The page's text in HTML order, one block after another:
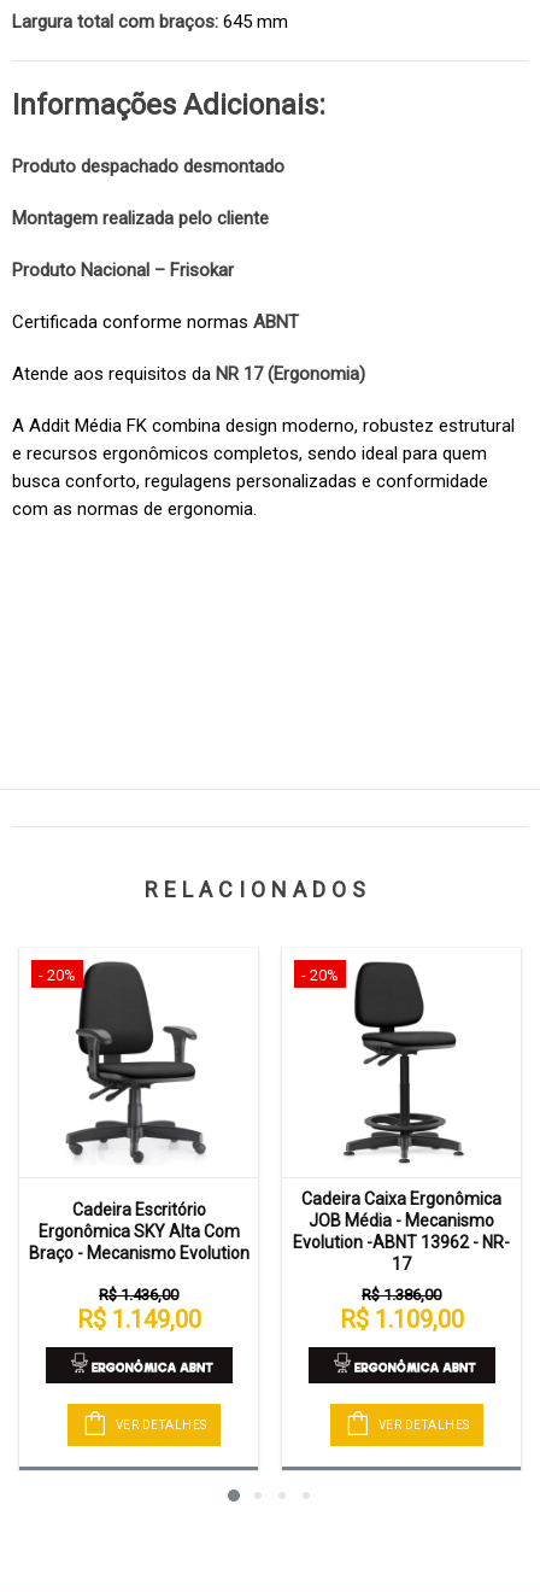
Largura total com braços: 645 mm
Informações Adicionais:
Produto despachado desmontado
Montagem realizada pelo cliente
Produto Nacional – Frisokar
Certificada conforme normas ABNT
Atende aos requisitos da NR 17 (Ergonomia)
A Addit Média FK combina design moderno, robustez estrutural
e recursos ergonômicos completos, sendo ideal para quem
busca conforto, regulagens personalizadas e conformidade
com as normas de ergonomia.
RELACIONADOS
- 20%
Cadeira Escritório
Ergonômica SKY Alta Com
Braço - Mecanismo Evolution
R$ 1.436,00
R$ 1.149,00
VER DETALHES
- 20%
Cadeira Caixa Ergonômica
JOB Média - Mecanismo
Evolution -ABNT 13962 - NR-
17
R$ 1.386,00
R$ 1.109,00
VER DETALHES